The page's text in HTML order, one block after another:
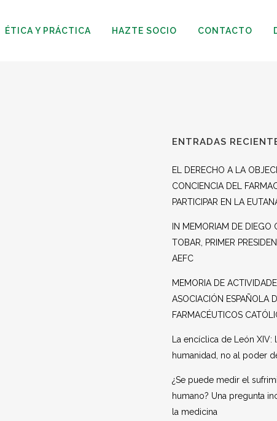
ÉTICA Y PRÁCTICA HAZTE SOCIO CONTACTO
ENTRADAS
EL DERECHO A LA
CONCIENCIA DEL
PARTICIPAR EN LA
IN MEMORIAM DE DIEGO
TOBAR, PRIMER
AEFC
MEMORIA DE
ASOCIACIÓN ESPAÑOLA
FARMACÉUTICOS
La encíclica de León XIV:
humanidad, no al poder
¿Se puede medir el
humano? Una pregunta
la medicina